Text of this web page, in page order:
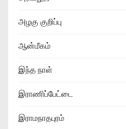
அழகு குறிப்பு
ஆன்மீகம்
இந்த நாள்
இராணிப்பேட்டை
இராமநாதபுரம்